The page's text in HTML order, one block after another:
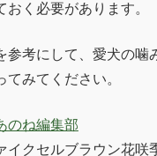
おく必要があります。
参考にして、愛犬の噛
てみてください。
のね編集部
イクセルブラウン花咲